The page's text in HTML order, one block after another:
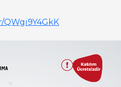
QWgi9Y4GkK